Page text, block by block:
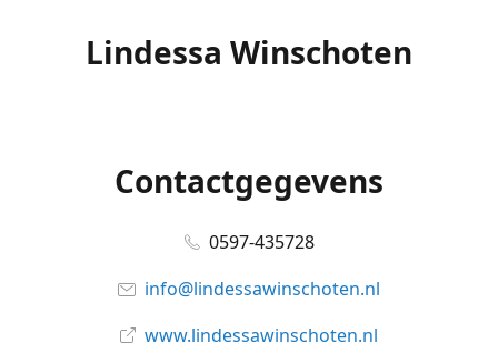
Lindessa Winschoten
Contactgegevens
0597-435728
info@lindessawinschoten.nl
www.lindessawinschoten.nl